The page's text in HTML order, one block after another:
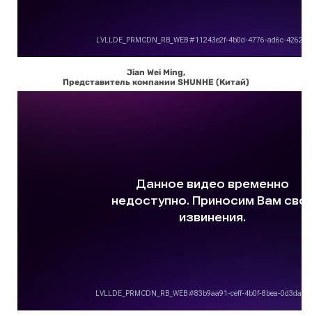
Jian Wei Ming,
Представитель компании SHUNHE (Китай)